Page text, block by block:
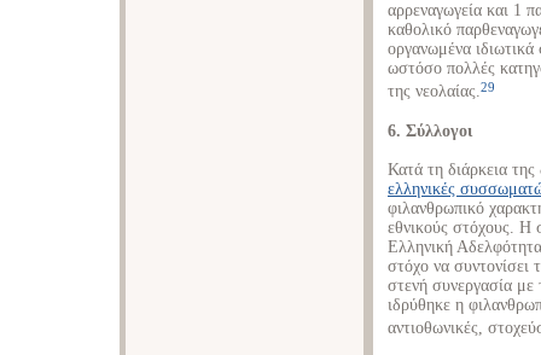
αρρεναγωγεία και 1
καθολικό
οργανωμένα ιδιωτικά
ωστόσο πολλές
της νεολαίας.29
6. Σύλλογοι
Κατά τη διάρκεια
ελληνικές
φιλανθρωπικό
εθνικούς στόχους. Η
Ελληνική
στόχο να συντονίσει
στενή συνεργασία
ιδρύθηκε η
αντιοθωνικές,